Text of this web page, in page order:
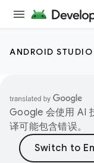
ANDROID STUDIO
Google 会使用 AI
译可能包含错误。